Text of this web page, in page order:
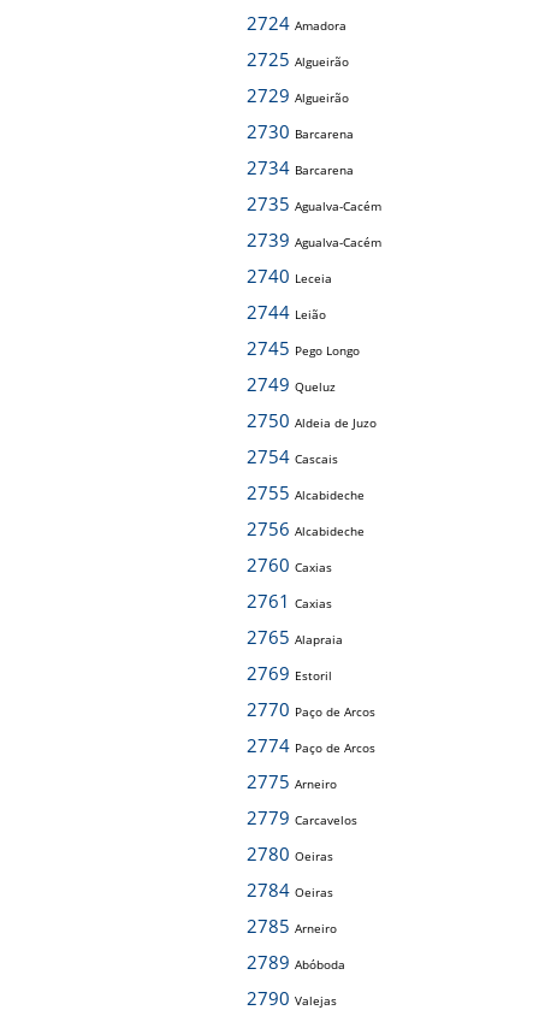
2724 Amadora
2725 Algueirão
2729 Algueirão
2730 Barcarena
2734 Barcarena
2735 Agualva-Cacém
2739 Agualva-Cacém
2740 Leceia
2744 Leião
2745 Pego Longo
2749 Queluz
2750 Aldeia de Juzo
2754 Cascais
2755 Alcabideche
2756 Alcabideche
2760 Caxias
2761 Caxias
2765 Alapraia
2769 Estoril
2770 Paço de Arcos
2774 Paço de Arcos
2775 Arneiro
2779 Carcavelos
2780 Oeiras
2784 Oeiras
2785 Arneiro
2789 Abóboda
2790 Valejas